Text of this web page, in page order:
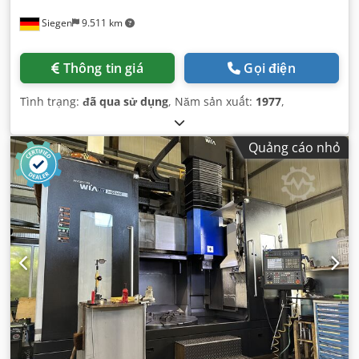
Siegen 9.511 km
Thông tin giá Gọi điện
Tình trạng: đã qua sử dụng, Năm sản xuất: 1977,
Quảng cáo nhỏ